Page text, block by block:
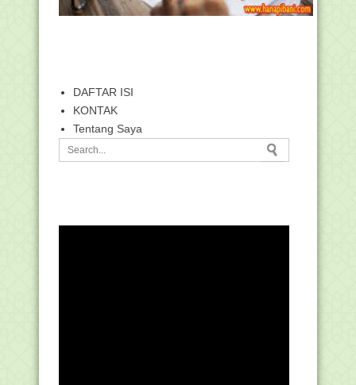
DAFTAR ISI
KONTAK
Tentang Saya